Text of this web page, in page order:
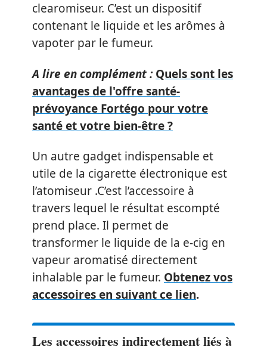
clearomiseur. C’est un dispositif
contenant le liquide et les arômes à
vapoter par le fumeur.
A lire en complément : Quels sont les
avantages de l'offre santé-
prévoyance Fortégo pour votre
santé et votre bien-être ?
Un autre gadget indispensable et
utile de la cigarette électronique est
l’atomiseur .C’est l’accessoire à
travers lequel le résultat escompté
prend place. Il permet de
transformer le liquide de la e-cig en
vapeur aromatisé directement
inhalable par le fumeur. Obtenez vos
accessoires en suivant ce lien.
Les accessoires indirectement liés à